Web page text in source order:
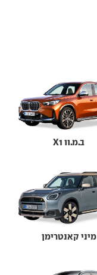
ב.מ.וו X1
מיני קאנטרימן